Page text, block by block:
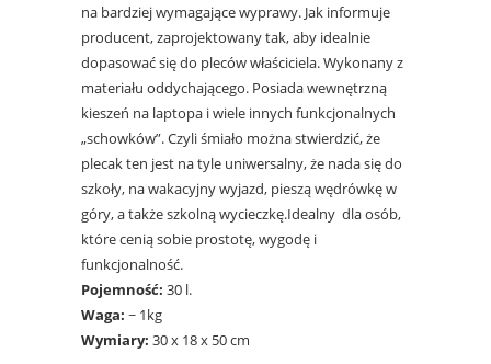
na bardziej wymagające wyprawy. Jak informuje
producent, zaprojektowany tak, aby idealnie
dopasować się do pleców właściciela. Wykonany z
materiału oddychającego. Posiada wewnętrzną
kieszeń na laptopa i wiele innych funkcjonalnych
„schowków”. Czyli śmiało można stwierdzić, że
plecak ten jest na tyle uniwersalny, że nada się do
szkoły, na wakacyjny wyjazd, pieszą wędrówkę w
góry, a także szkolną wycieczkę.Idealny dla osób,
które cenią sobie prostotę, wygodę i
funkcjonalność.
Pojemność: 30 l.
Waga: ~ 1kg
Wymiary: 30 x 18 x 50 cm